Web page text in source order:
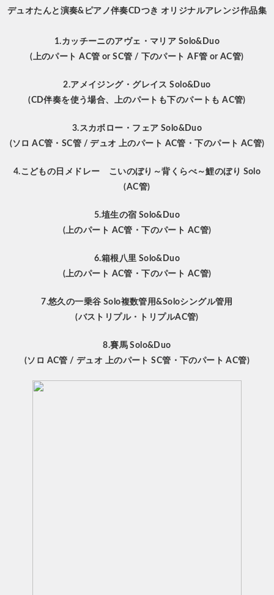
デュオたんと演奏&ピアノ伴奏CDつき オリジナルアレンジ作品集
1.カッチーニのアヴェ・マリア Solo&Duo
(上のパート AC管 or SC管 / 下のパート AF管 or AC管)
2.アメイジング・グレイスSolo&Duo
(CD伴奏を使う場合、上のパートも下のパートも AC管)
3.スカボロー・フェア Solo&Duo
(ソロ AC管・SC管 / デュオ 上のパート AC管・下のパート AC管)
4.こどもの日メドレー こいのぼり～背くらべ～鯉のぼり Solo
(AC管)
5.埴生の宿 Solo&Duo
(上のパート AC管・下のパート AC管)
6.箱根八里 Solo&Duo
(上のパート AC管 ・下のパート AC管)
7.悠久の一乗谷 Solo複数管用&Soloシングル管用
(バストリプル・トリプルAC管)
8.賽馬 Solo&Duo
(ソロ AC管 / デュオ 上のパート SC管・下のパート AC管)